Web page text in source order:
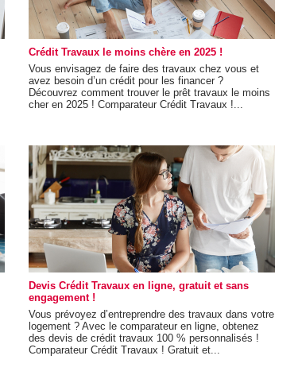
Crédit Travaux le moins chère en 2025 !
Vous envisagez de faire des travaux chez vous et
avez besoin d’un crédit pour les financer ?
Découvrez comment trouver le prêt travaux le moins
cher en 2025 ! Comparateur Crédit Travaux !...
Devis Crédit Travaux en ligne, gratuit et sans
engagement !
Vous prévoyez d’entreprendre des travaux dans votre
logement ? Avec le comparateur en ligne, obtenez
des devis de crédit travaux 100 % personnalisés !
Comparateur Crédit Travaux ! Gratuit et...